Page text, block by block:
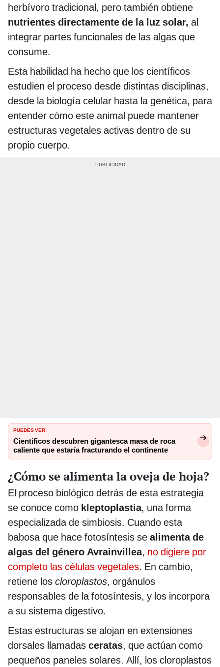
herbívoro tradicional, pero también obtiene
nutrientes directamente de la luz solar, al
integrar partes funcionales de las algas que
consume.
Esta habilidad ha hecho que los científicos
estudien el proceso desde distintas disciplinas,
desde la biología celular hasta la genética, para
entender cómo este animal puede mantener
estructuras vegetales activas dentro de su
propio cuerpo.
PUEDES VER:
Científicos descubren gigantesca masa de roca
caliente que estaría fracturando el continente
¿Cómo se alimenta la oveja de hoja?
El proceso biológico detrás de esta estrategia
se conoce como kleptoplastia, una forma
especializada de simbiosis. Cuando esta
babosa que hace fotosíntesis se alimenta de
algas del género Avrainvillea, no digiere por
completo las células vegetales. En cambio,
retiene los cloroplastos, orgánulos
responsables de la fotosíntesis, y los incorpora
a su sistema digestivo.
Estas estructuras se alojan en extensiones
dorsales llamadas ceratas, que actúan como
pequeños paneles solares. Allí, los cloroplastos